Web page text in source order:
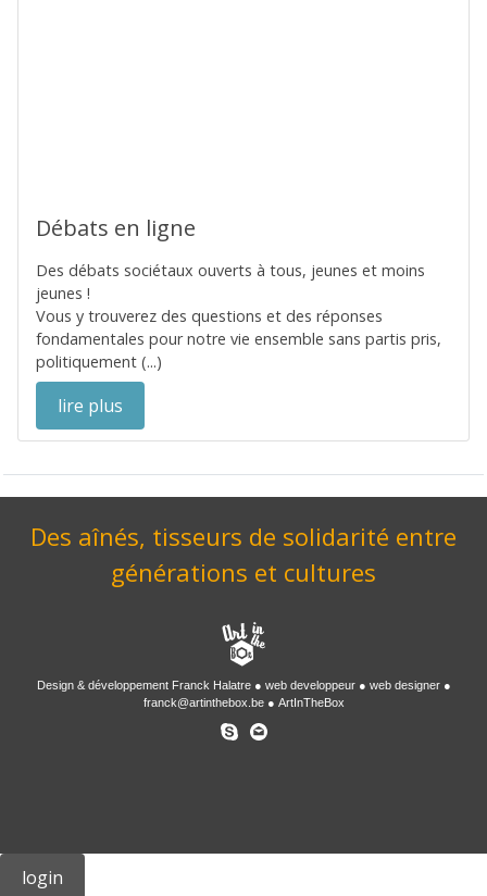
Débats en ligne
Des débats sociétaux ouverts à tous, jeunes et moins
jeunes !
Vous y trouverez des questions et des réponses
fondamentales pour notre vie ensemble sans partis pris,
politiquement (...)
lire plus
Des aînés, tisseurs de solidarité entre
générations et cultures
Design & développement Franck Halatre web developpeur
web designer
franck@artinthebox.be
ArtInTheBox
login